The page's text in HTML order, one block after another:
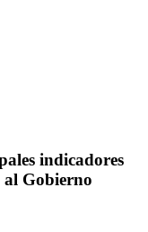
indicadores
al Gobierno